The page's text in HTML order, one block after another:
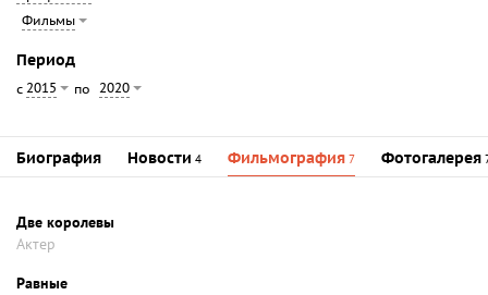
Фильмы
Период
с 2015 по 2020
Биография Новости 4 Фильмография 7 Фотогалерея
Две королевы
Актер
Равные